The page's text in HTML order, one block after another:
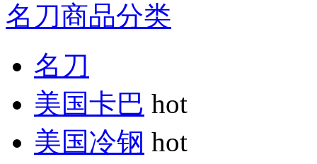
名刀商品分类
名刀
美国卡巴 hot
美国冷钢 hot